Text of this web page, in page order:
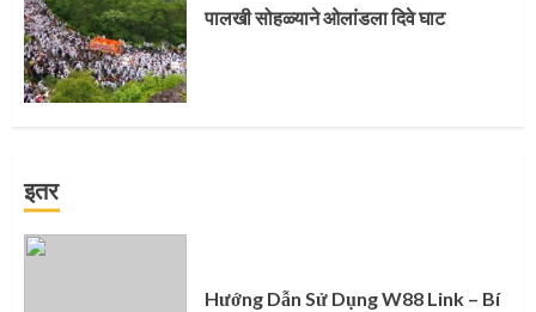
पालखी सोहळ्याने ओलांडला दिवे घाट
इतर
Hướng Dẫn Sử Dụng W88 Link – Bí